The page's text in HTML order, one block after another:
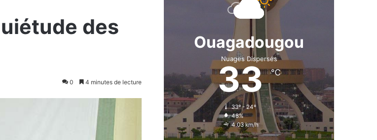
des
0 4 minutes de lecture
Ouagadougou
Nuages Dispersés
33℃
33º - 24º
48%
4.03 km/h